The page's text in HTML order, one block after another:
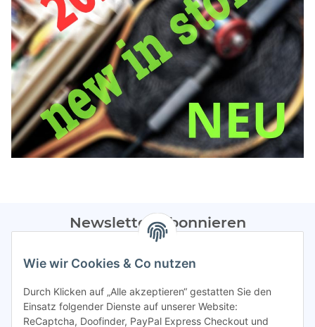
Newsletter Abonnieren
Bitte sendet mir entsprechend eurer
regelmäßig Infos zu euren Aktionen per E-Mail zu.
Abonnieren
Wie wir Cookies & Co nutzen
Durch Klicken auf „Alle akzeptieren“ gestatten Sie den
Einsatz folgender Dienste auf unserer Website:
ReCaptcha, Doofinder, PayPal Express Checkout und